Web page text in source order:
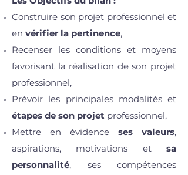
Construire son projet professionnel et
en vérifier la pertinence,
Recenser les conditions et moyens
favorisant la réalisation de son projet
professionnel,
Prévoir les principales modalités et
étapes de son projet professionnel,
Mettre en évidence ses valeurs,
aspirations, motivations et sa
personnalité, ses compétences